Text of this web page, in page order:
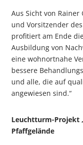
Aus Sicht von
und Vorsitzender
profitiert am Ende
Ausbildung von
eine wohnortnahe
bessere
und alle, die auf
angewiesen sind.“
Leuchtturm-Projekt
Pfaffgelände